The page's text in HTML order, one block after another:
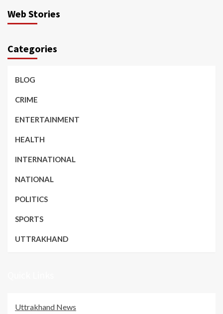
Web Stories
Categories
BLOG
CRIME
ENTERTAINMENT
HEALTH
INTERNATIONAL
NATIONAL
POLITICS
SPORTS
UTTRAKHAND
Uttrakhand News